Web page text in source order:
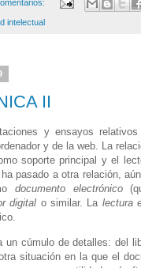
intelectual
II
y ensayos
y de la web. La
soporte principal y el
pasado a otra relación,
documento electrónico
digital o similar. La lectura
un cúmulo de detalles: del
situación en la que el